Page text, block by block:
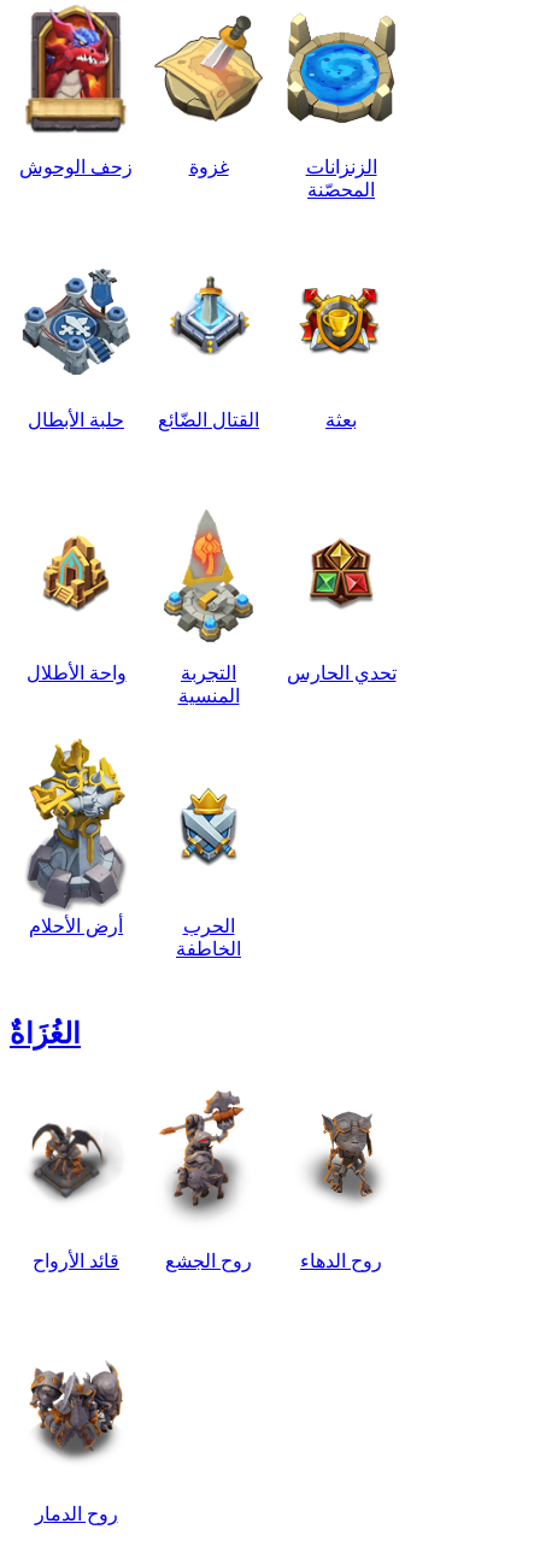
زحف الوحوش غزوة
الزنزانات
المحصّنة
حلبة الأبطال القتال الضّائع بعثة
واحة الأطلال
التجربة
المنسية
تحدي الحارس
أرض الأحلام
الحرب
الخاطفة
الغُزَاةٌ
قائد الأرواح روح الجشع روح الدهاء
روح الدمار